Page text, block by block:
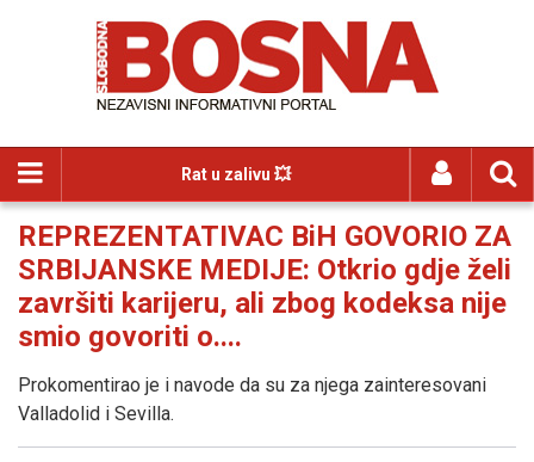
Rat u zalivu 💥
REPREZENTATIVAC BiH GOVORIO ZA
SRBIJANSKE MEDIJE: Otkrio gdje želi
završiti karijeru, ali zbog kodeksa nije
smio govoriti o....
Prokomentirao je i navode da su za njega zainteresovani
Valladolid i Sevilla.